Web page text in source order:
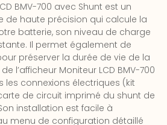
BMV-700 avec Shunt est un
de haute précision qui calcule la
batterie, son niveau de charge
Il permet également de
préserver la durée de vie de la
l’afficheur Moniteur LCD BMV-700
les connexions électriques (kit
de circuit imprimé du shunt de
installation est facile à
menu de configuration détaillé